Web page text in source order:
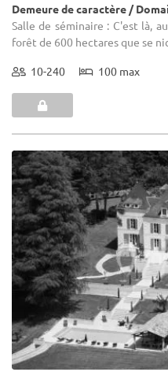
Demeure de caractère /
Salle de séminaire : C'est là,
forêt de 600 hectares que se
10-240 100 max